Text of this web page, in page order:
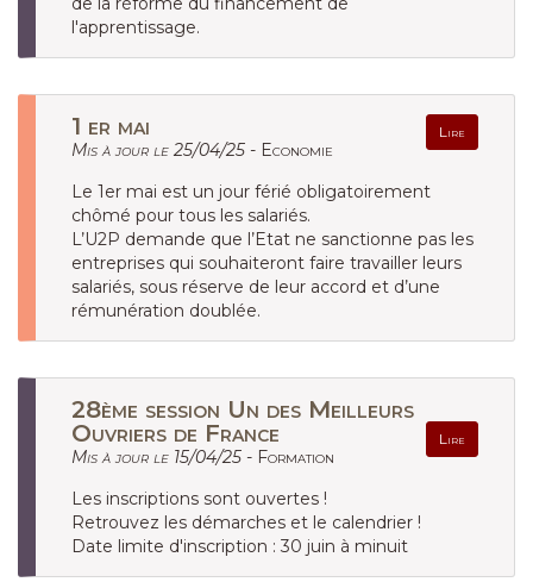
l'apprentissage.
1 er mai Lire
Mis à jour le 25/04/25 - Economie
Le 1er mai est un jour férié obligatoirement
chômé pour tous les salariés.
L’U2P demande que l’Etat ne sanctionne pas les
entreprises qui souhaiteront faire travailler leurs
salariés, sous réserve de leur accord et d’une
rémunération doublée.
28ème session Un des Meilleurs
Ouvriers de France
Lire
Mis à jour le 15/04/25 - Formation
Les inscriptions sont ouvertes !
Retrouvez les démarches et le calendrier !
Date limite d'inscription : 30 juin à minuit